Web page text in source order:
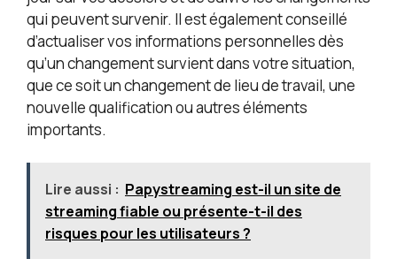
qui peuvent survenir. Il est également conseillé
d’actualiser vos informations personnelles dès
qu’un changement survient dans votre situation,
que ce soit un changement de lieu de travail, une
nouvelle qualification ou autres éléments
importants.
Lire aussi : Papystreaming est-il un site de
streaming fiable ou présente-t-il des
risques pour les utilisateurs ?